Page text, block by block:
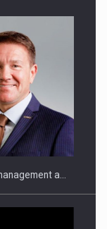
FOR
a…